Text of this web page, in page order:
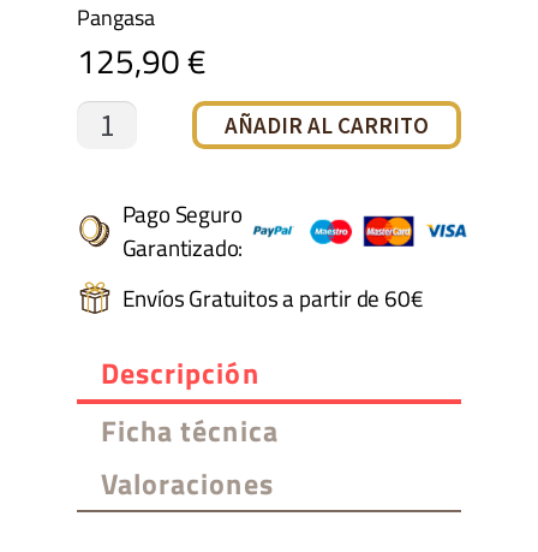
Pangasa
125,90€
Buzo
Natural
cantidad
AÑADIR AL CARRITO
Pago Seguro
Garantizado:
Envíos Gratuitos a partir de 60€
Descripción
Ficha técnica
Valoraciones